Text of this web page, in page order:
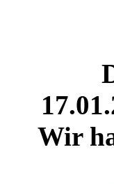
Wir